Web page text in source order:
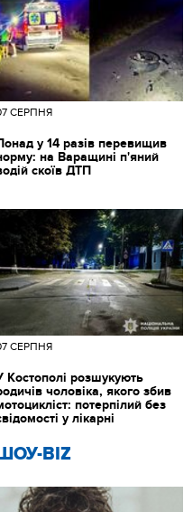
СЕРПНЯ
у 14 разів перевищив
на Варащині п'яний
скоїв ДТП
BIZ
СЕРПНЯ
Костополі розшукують
чоловіка, якого збив
потерпілий без
у лікарні